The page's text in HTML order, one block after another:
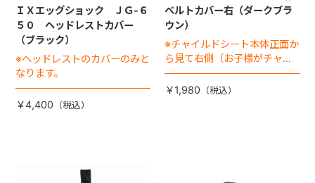
ＩＸエッグショック ＪＧ-６
５０ ヘッドレストカバー
（ブラック）
※ヘッドレストのカバーのみと
なります。
￥4,400
ベルトカバー右（ダークブラ
ウン）
※チャイルドシート本体正面か
ら見て右側（お子様がチャイ
ルドシートに座った状態で左
手側となります）
￥1,980